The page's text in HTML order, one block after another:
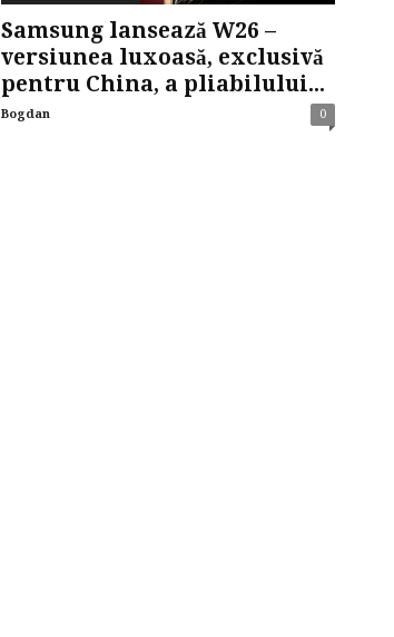
Samsung lansează W26 –
versiunea luxoasă, exclusivă
pentru China, a pliabilului...
Bogdan 0